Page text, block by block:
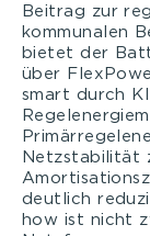
Beitrag zur
kommunalen
bietet der
über
smart durch
Netzstabilität
deutlich
how ist nicht